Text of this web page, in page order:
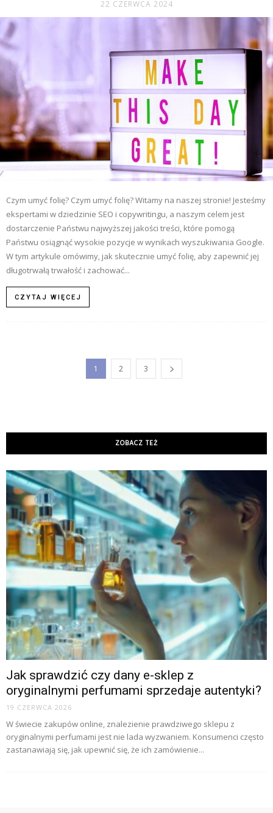
22 CZERWCA 2024
Czym umyć folię? Czym umyć folię? Witamy na naszej stronie! Jesteśmy
ekspertami w dziedzinie SEO i copywritingu, a naszym celem jest
dostarczenie Państwu najwyższej jakości treści, które pomogą
Państwu osiągnąć wysokie pozycje w wynikach wyszukiwania Google.
W tym artykule omówimy, jak skutecznie umyć folię, aby zapewnić jej
długotrwałą trwałość i zachować...
CZYTAJ WIĘCEJ
1 2 3
ZOBACZ TEŻ
Jak sprawdzić czy dany e-sklep z
oryginalnymi perfumami sprzedaje autentyki?
19 CZERWCA 2026
W świecie zakupów online, znalezienie prawdziwego sklepu z
oryginalnymi perfumami jest nie lada wyzwaniem. Konsumenci często
zastanawiają się, jak upewnić się, że ich zamówienie...